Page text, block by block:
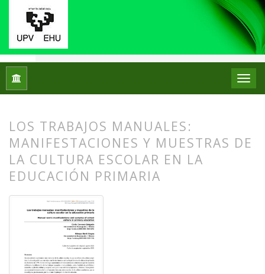
Inicio Núm. 26 (2021): Monográfico IX Jornadas
LOS TRABAJOS MANUALES:
MANIFESTACIONES Y MUESTRAS DE
LA CULTURA ESCOLAR EN LA
EDUCACIÓN PRIMARIA